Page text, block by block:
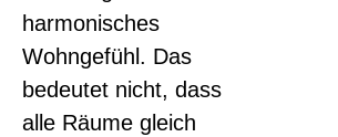
harmonisches
Wohngefühl. Das
bedeutet nicht, dass
alle Räume gleich